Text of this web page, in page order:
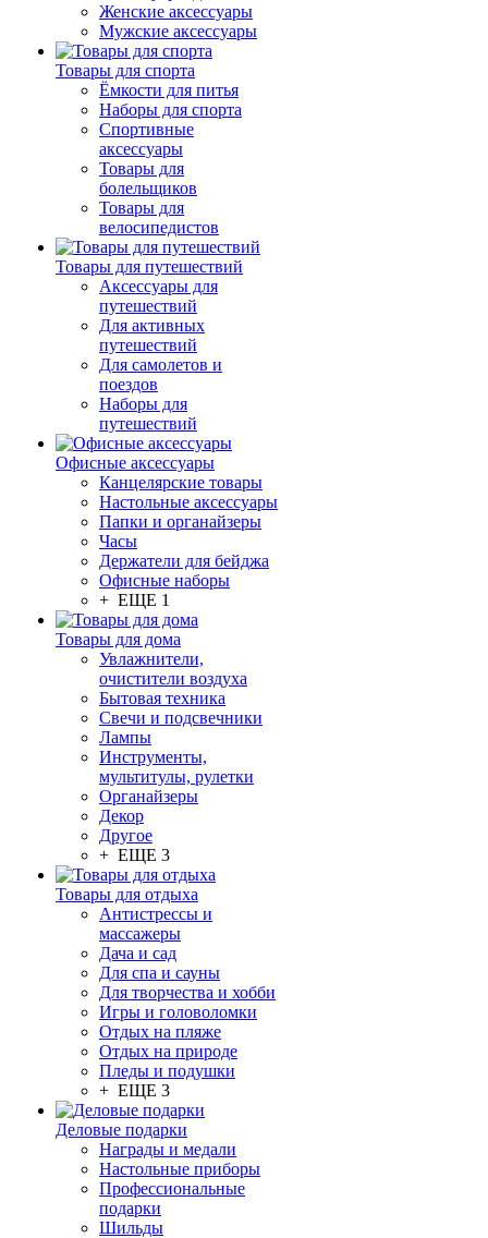
Женские аксессуары
Мужские аксессуары
Товары для спорта
Ёмкости для питья
Наборы для спорта
Спортивные
аксессуары
Товары для
болельщиков
Товары для
велосипедистов
Товары для путешествий
Аксессуары для
путешествий
Для активных
путешествий
Для самолетов и
поездов
Наборы для
путешествий
Офисные аксессуары
Канцелярские товары
Настольные аксессуары
Папки и органайзеры
Часы
Держатели для бейджа
Офисные наборы
+ ЕЩЕ 1
Товары для дома
Увлажнители,
очистители воздуха
Бытовая техника
Свечи и подсвечники
Лампы
Инструменты,
мультитулы, рулетки
Органайзеры
Декор
Другое
+ ЕЩЕ 3
Товары для отдыха
Антистрессы и
массажеры
Дача и сад
Для спа и сауны
Для творчества и хобби
Игры и головоломки
Отдых на пляже
Отдых на природе
Пледы и подушки
+ ЕЩЕ 3
Деловые подарки
Награды и медали
Настольные приборы
Профессиональные
подарки
Шильды